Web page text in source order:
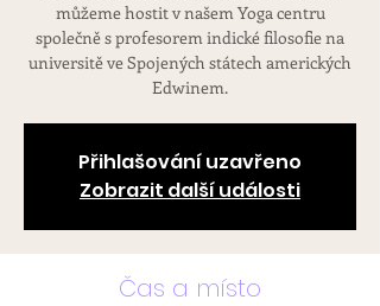
můžeme hostit v našem Yoga centru
společně s profesorem indické filosofie na
universitě ve Spojených státech amerických
Edwinem.
Přihlašování uzavřeno
Zobrazit další události
Čas a místo